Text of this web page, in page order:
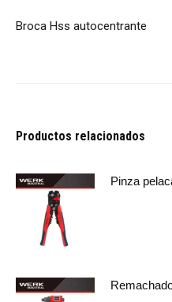
Broca Hss autocentrante
Productos relacionados
Pinza